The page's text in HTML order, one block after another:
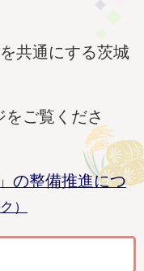
共通にする茨城
ご覧くださ
の整備推進につ
）